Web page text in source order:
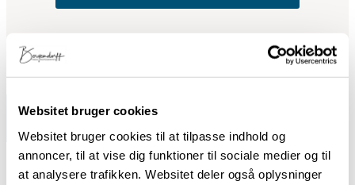
Websitet bruger cookies
Websitet bruger cookies til at tilpasse indhold og
annoncer, til at vise dig funktioner til sociale medier og til
at analysere trafikken. Websitet deler også oplysninger